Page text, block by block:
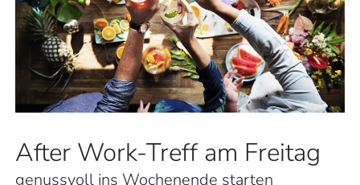
After Work-Treff am Freitag
genussvoll ins Wochenende starten